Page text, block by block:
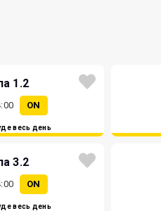
1.2
ON
весь день
3.2
ON
весь день